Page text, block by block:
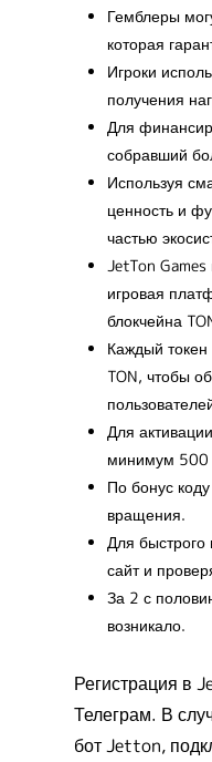
Гемблеры
которая
Игроки
получения
Для
собравший
Используя
ценность и
частью
JetTon
игровая
блокчейна
Каждый токен
TON, чтобы
Для
минимум 500
По бонус
вращения.
Для
сайт и
За 2 с
возникало.
Регистрация в
Телеграм. В
бот Jetton,